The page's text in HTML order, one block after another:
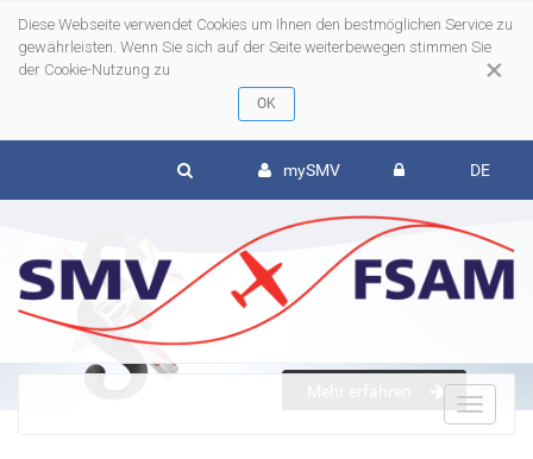
×
Diese Webseite verwendet Cookies um Ihnen den bestmöglichen Service zu
gewährleisten. Wenn Sie sich auf der Seite weiterbewegen stimmen Sie
der Cookie-Nutzung zu
mySMV DE